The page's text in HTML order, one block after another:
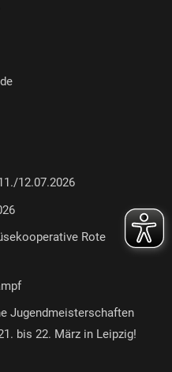
12.07.2026
Rote
Jugendmeisterschaften
bis 22. März in Leipzig!